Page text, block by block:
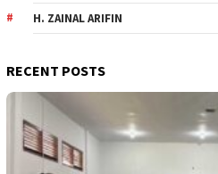
H. ZAINAL ARIFIN
RECENT POSTS